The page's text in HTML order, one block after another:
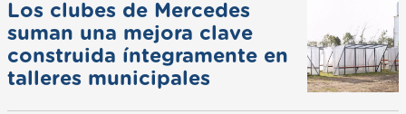
Los clubes de Mercedes
suman una mejora clave
construida íntegramente en
talleres municipales